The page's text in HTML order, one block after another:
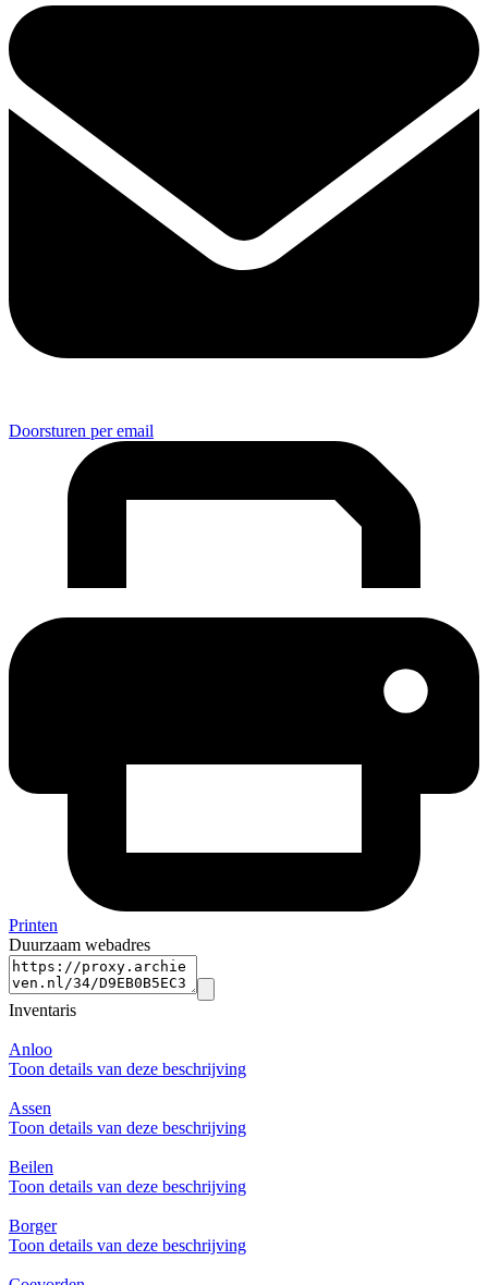
Doorsturen per email
Printen
Duurzaam webadres
Inventaris
Anloo
Toon details van deze beschrijving
Assen
Toon details van deze beschrijving
Beilen
Toon details van deze beschrijving
Borger
Toon details van deze beschrijving